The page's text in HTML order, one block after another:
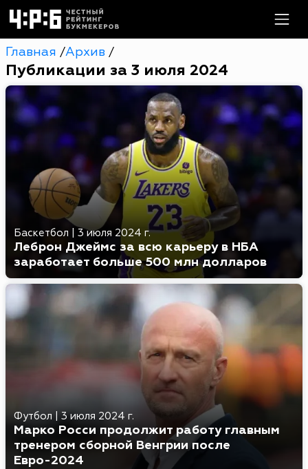
Главная /Архив /
Публикации за 3 июля 2024
Баскетбол 3 июля 2024 г.
Леброн Джеймс за всю карьеру в НБА
заработает больше 500 млн долларов
Футбол |3 июля 2024 г.
Марко Росси продолжит работу главным
тренером сборной Венгрии после
Евро-2024